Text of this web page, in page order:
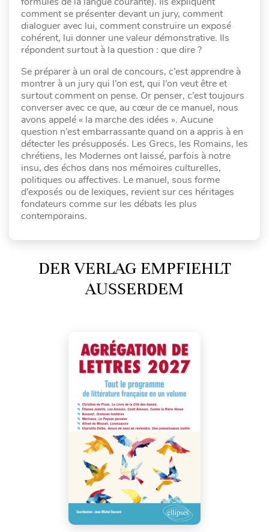
comment se présenter devant un jury, comment
dialoguer avec lui, comment construire un exposé
cohérent, lui donner une valeur démonstrative. Ils
répondent surtout à la question : que dire ?
Se préparer à un oral de concours, c’est apprendre à
montrer à un jury qui l’on est, qui l’on veut être et
surtout comment on pense. Or penser, c’est toujours
converser avec ce que, au cœur de ce manuel, nous
avons appelé « la marche des idées ». Aucune
question n’est embarrassante quand on a appris à en
détecter les présupposés. Les Grecs, les Romains, les
chrétiens, les Modernes ont laissé, parfois à notre
insu, des échos dans nos mémoires culturelles,
politiques ou affectives. Le manuel, sous forme
d’exposés ou de lexiques, revient sur ces héritages
fondateurs comme sur les débats les plus
contemporains.
DER VERLAG EMPFIEHLT
AUSSERDEM